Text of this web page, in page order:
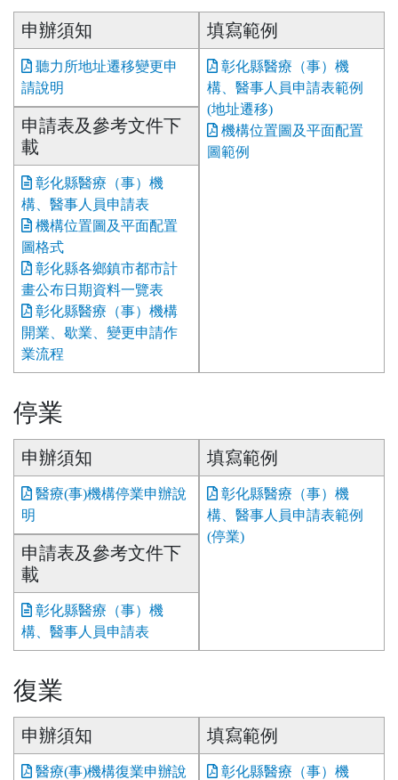
申辦須知
聽力所地址遷移變更申
請說明
申請表及參考文件下
載
彰化縣醫療（事）機
構、醫事人員申請表
機構位置圖及平面配置
圖格式
彰化縣各鄉鎮市都市計
畫公布日期資料一覽表
彰化縣醫療（事）機構
開業、歇業、變更申請作
業流程
填寫範例
彰化縣醫療（事）機
構、醫事人員申請表範例
(地址遷移)
機構位置圖及平面配置
圖範例
停業
申辦須知
醫療(事)機構停業申辦說
明
申請表及參考文件下
載
彰化縣醫療（事）機
構、醫事人員申請表
填寫範例
彰化縣醫療（事）機
構、醫事人員申請表範例
(停業)
復業
申辦須知
醫療(事)機構復業申辦說
填寫範例
彰化縣醫療（事）機